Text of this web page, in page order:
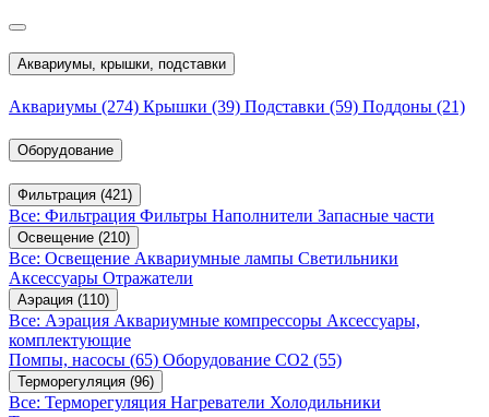
Аквариумы, крышки, подставки
Аквариумы (274) Крышки (39) Подставки (59) Поддоны (21)
Оборудование
Фильтрация (421)
Все: Фильтрация Фильтры Наполнители Запасные части
Освещение (210)
Все: Освещение Аквариумные лампы Светильники
Аксессуары Отражатели
Аэрация (110)
Все: Аэрация Аквариумные компрессоры Аксессуары,
комплектующие
Помпы, насосы (65) Оборудование CO2 (55)
Терморегуляция (96)
Все: Терморегуляция Нагреватели Холодильники